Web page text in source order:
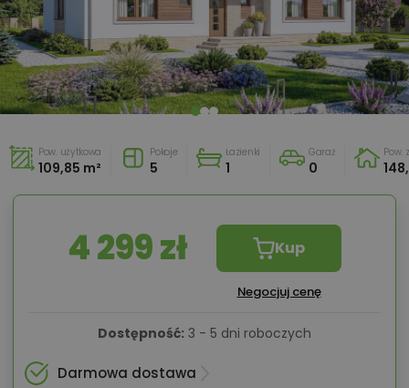
Pow. użytkowa
109,85 m²
Pokoje
5
Łazienki
1
Garaż
0
Pow.
4 299 zł Kup
Negocjuj cenę
Dostępność: 3 - 5 dni roboczych
Darmowa dostawa